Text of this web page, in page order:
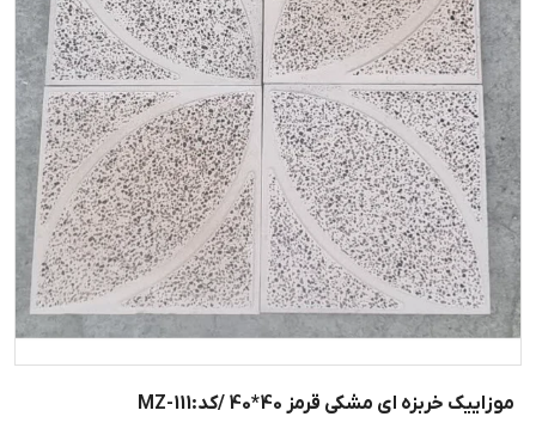
موزاییک خربزه ای مشکی قرمز 40*40 /کد:MZ-111